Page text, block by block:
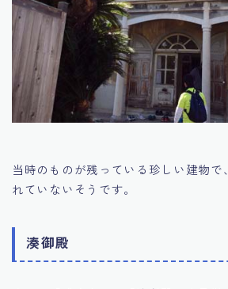
当時のものが残っている珍しい建物で
れていないそうです。
湊御殿